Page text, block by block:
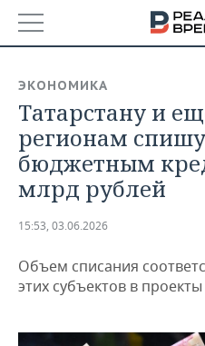
БАШКОРТОСТАН
ТАТАРСТАН
УДМУРТИЯ
НОВОСТИ
АНАЛИТИКА
НОВОСТИ АНАЛИТИКИ
ДЕКЛАРАЦИИ О ДОХОДАХ
КОРОЛИ ГОСЗАКАЗА
ЭКОНОМИКА
НОВОСТИ ЭКОНОМИКИ
ФИНАНСЫ
ПРОМЫШЛЕННОСТЬ
НОВОСТИ
ПРОМЫШЛЕННОСТИ
АГРОПРОМ
НЕДВИЖИМОСТЬ
ЭКОНОМИКА
Татарстану и
регионам
бюджетным
млрд рублей
15:53, 03.06.2026
Объем списания
этих субъектов в